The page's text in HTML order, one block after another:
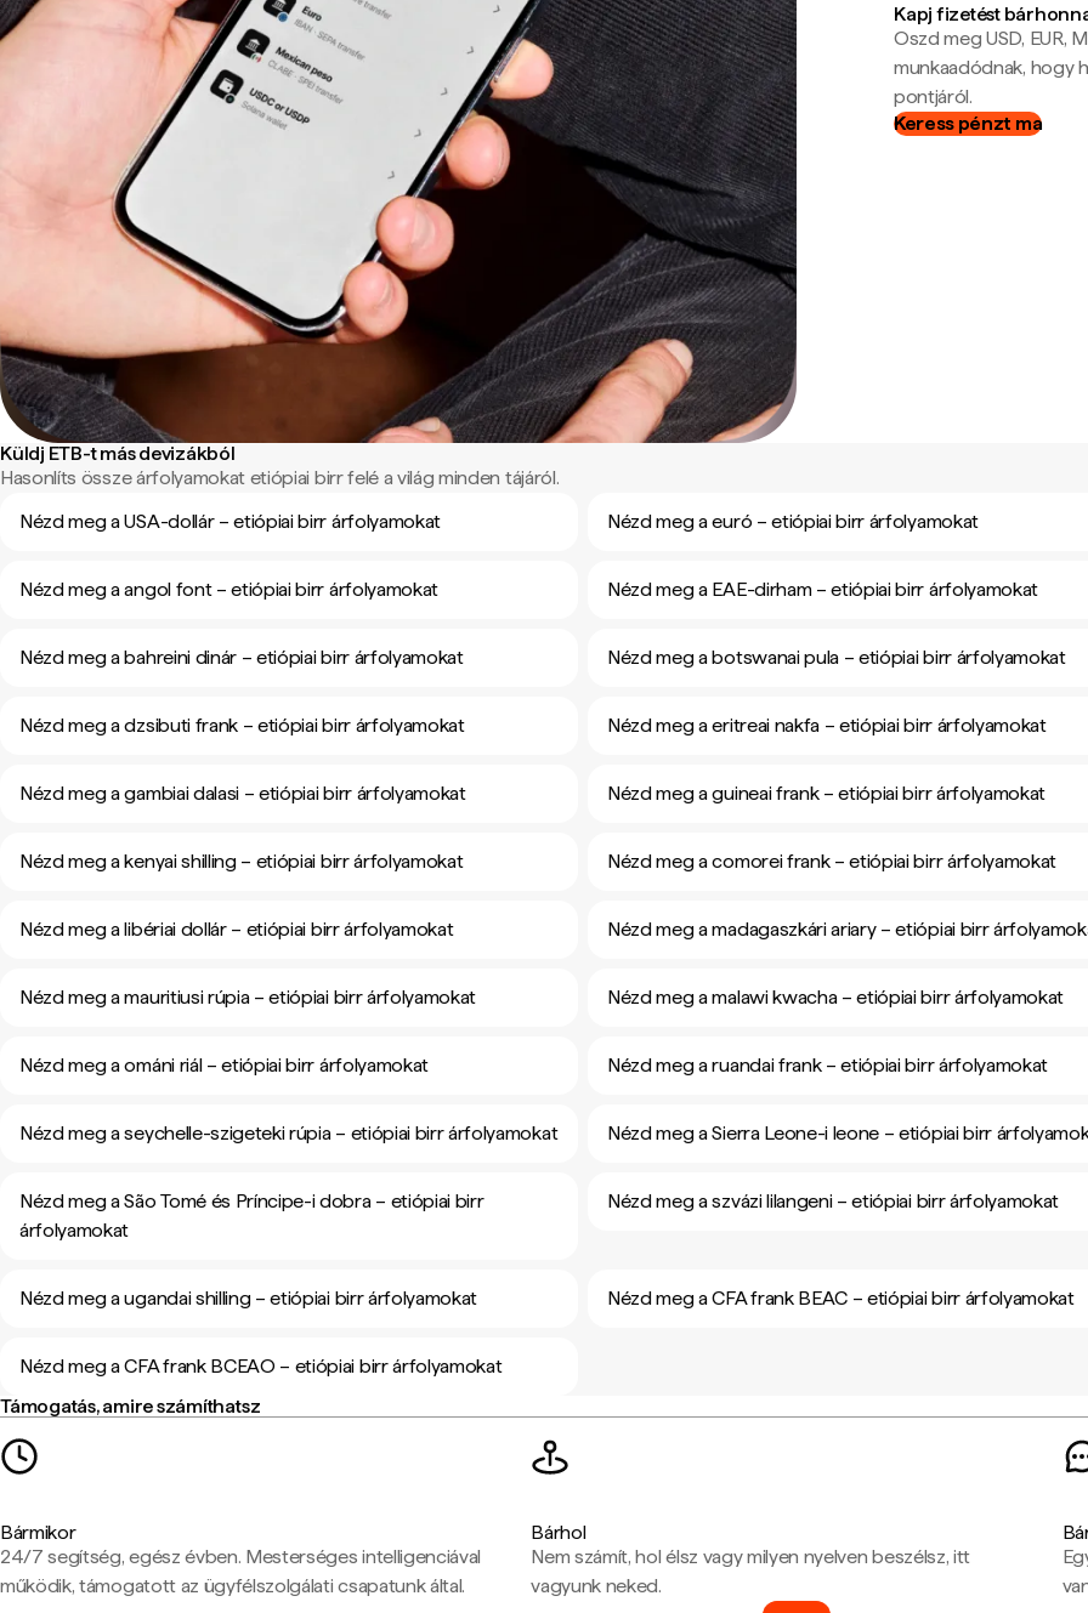
Kapj fizetést
Oszd meg USD, EUR,
munkaadódnak, hogy
pontjáról.
Keress pénzt ma
Küldj ETB-t más devizákból
Hasonlíts össze árfolyamokat etiópiai birr felé a világ minden tájáról.
Nézd meg a USA-dollár – etiópiai birr árfolyamokat
Nézd meg a euró – etiópiai birr árfolyamokat
Nézd meg a angol font – etiópiai birr árfolyamokat Nézd meg a EAE-dirham – etiópiai birr árfolyamokat
Nézd meg a bahreini dinár – etiópiai birr árfolyamokat Nézd meg a botswanai pula – etiópiai birr árfolyamokat
Nézd meg a dzsibuti frank – etiópiai birr árfolyamokat Nézd meg a eritreai nakfa – etiópiai birr árfolyamokat
Nézd meg a gambiai dalasi – etiópiai birr árfolyamokat Nézd meg a guineai frank – etiópiai birr árfolyamokat
Nézd meg a kenyai shilling – etiópiai birr árfolyamokat Nézd meg a comorei frank – etiópiai birr árfolyamokat
Nézd meg a libériai dollár – etiópiai birr árfolyamokat Nézd meg a madagaszkári ariary – etiópiai birr
Nézd meg a mauritiusi rúpia – etiópiai birr árfolyamokat Nézd meg a malawi kwacha – etiópiai birr árfolyamokat
Nézd meg a ománi riál – etiópiai birr árfolyamokat Nézd meg a ruandai frank – etiópiai birr árfolyamokat
Nézd meg a seychelle-szigeteki rúpia – etiópiai birr árfolyamokat Nézd meg a Sierra Leone-i leone – etiópiai birr
Nézd meg a São Tomé és Príncipe-i dobra – etiópiai birr
árfolyamokat
Nézd meg a szvázi lilangeni – etiópiai birr árfolyamokat
Nézd meg a ugandai shilling – etiópiai birr árfolyamokat Nézd meg a CFA frank BEAC – etiópiai birr árfolyamokat
Nézd meg a CFA frank BCEAO – etiópiai birr árfolyamokat
Támogatás, amire számíthatsz
Bármikor
24/7 segítség, egész évben. Mesterséges intelligenciával
működik, támogatott az ügyfélszolgálati csapatunk által.
Bárhol
Nem számít, hol élsz vagy milyen nyelven beszélsz, itt
vagyunk neked.